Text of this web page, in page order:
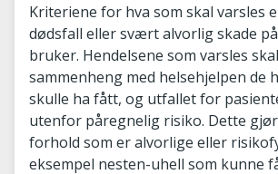
Kriteriene for hva som skal varsles
dødsfall eller svært alvorlig skade
bruker. Hendelsene som varsles
sammenheng med helsehjelpen de
skulle ha fått, og utfallet for
utenfor påregnelig risiko. Dette
forhold som er alvorlige eller
eksempel nesten-uhell som kunne